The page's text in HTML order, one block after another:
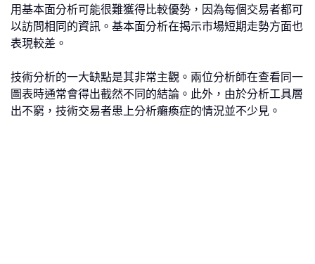
用基本面分析可能很難獲得比較優勢，因為每個交易者都可
以訪問相同的資訊。基本面分析在揭示市場短期走勢方面也
表現較差。
技術分析的一大缺點是其非常主觀。兩位分析師在查看同一
圖表時通常會得出截然不同的結論。此外，由於分析工具層
出不窮，技術交易者患上分析癱瘓症的情況並不少見。